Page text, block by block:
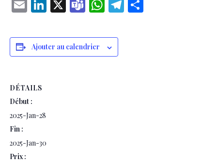
EmailLinkedIn
X Teams
WhatsApp
Telegram
Ajouter au calendrier
DÉTAILS
Début :
2025-Jan-28
Fin :
2025-Jan-30
Prix :